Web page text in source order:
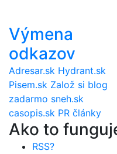
Výmena
odkazov
Adresar.sk Hydrant.sk
Pisem.sk Založ si blog
zadarmo sneh.sk
casopis.sk PR články
Ako to
RSS?